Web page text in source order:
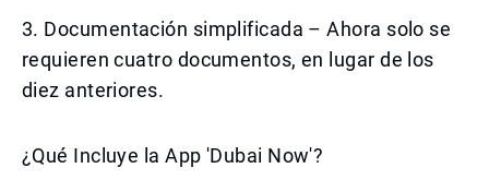
3. Documentación simplificada – Ahora solo se
requieren cuatro documentos, en lugar de los
diez anteriores.
¿Qué Incluye la App 'Dubai Now'?